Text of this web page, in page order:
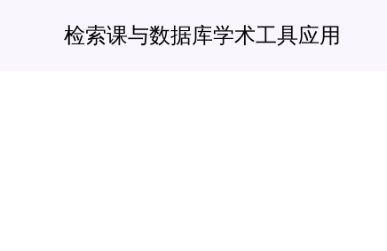
检索课与数据库学术工具应用